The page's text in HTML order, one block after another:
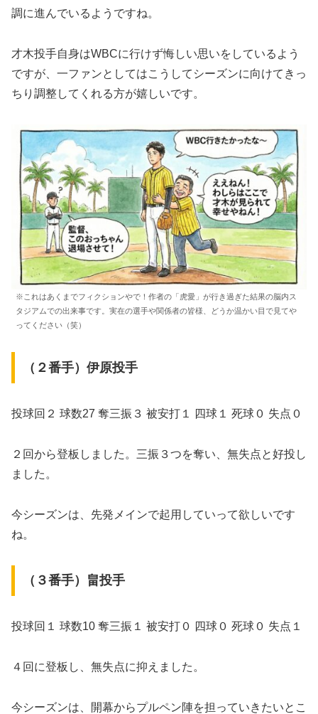
調に進んでいるようですね。
才木投手自身はWBCに行けず悔しい思いをしているよう
ですが、一ファンとしてはこうしてシーズンに向けてきっ
ちり調整してくれる方が嬉しいです。
※これはあくまでフィクションやで！作者の「虎愛」が行き過ぎた結果の脳内ス
タジアムでの出来事です。実在の選手や関係者の皆様、どうか温かい目で見てや
ってください（笑）
（２番手）伊原投手
投球回２ 球数27 奪三振３ 被安打１ 四球１ 死球０ 失点０
２回から登板しました。三振３つを奪い、無失点と好投し
ました。
今シーズンは、先発メインで起用していって欲しいです
ね。
（３番手）畠投手
投球回１ 球数10 奪三振１ 被安打０ 四球０ 死球０ 失点１
４回に登板し、無失点に抑えました。
今シーズンは、開幕からプルペン陣を担っていきたいとこ